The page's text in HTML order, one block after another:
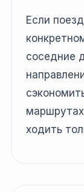
Если
соседние
ходить